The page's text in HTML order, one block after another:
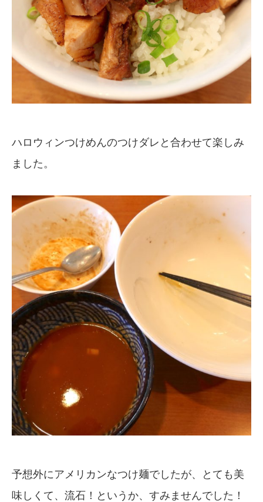
ハロウィンつけめんのつけダレと合わせて楽しみ
ました。
予想外にアメリカンなつけ麺でしたが、とても美
味しくて、流石！というか、すみませんでした！